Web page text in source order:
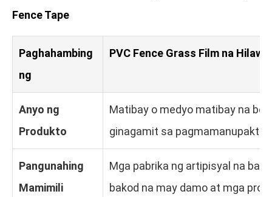
Fence Tape
Paghahambing
ng
PVC Fence Grass Film na Hilaw
Anyo ng
Produkto
Matibay o medyo matibay na
ginagamit sa
Pangunahing
Mamimili
Mga pabrika ng artipisyal na
bakod na may damo at mga